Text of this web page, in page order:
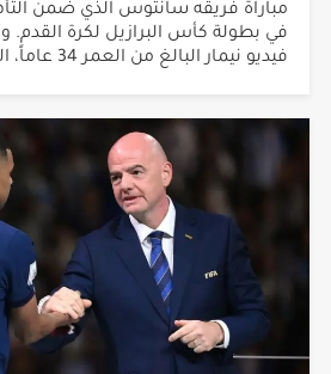
مباراة فريقه سانتوس الذي ضمن
في بطولة كأس البرازيل لكرة
فيديو نيمار البالغ من العمر 34 عاماً، الذي أعلن...